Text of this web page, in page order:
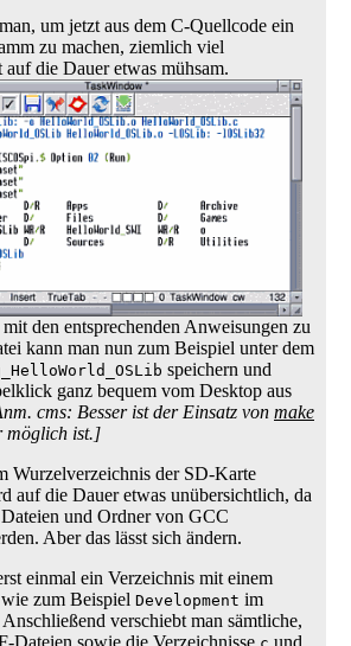
um jetzt aus dem C-Quellcode ein
zu machen, ziemlich viel
auf die Dauer etwas mühsam.
den entsprechenden Anweisungen zu
kann man nun zum Beispiel unter dem
speichern und
ganz bequem vom Desktop aus
cms: Besser ist der Einsatz von make
möglich ist.]
Wurzelverzeichnis der SD-Karte
auf die Dauer etwas unübersichtlich, da
und Ordner von GCC
Aber das lässt sich ändern.
einmal ein Verzeichnis mit einem
zum Beispiel Development im
verschiebt man sämtliche,